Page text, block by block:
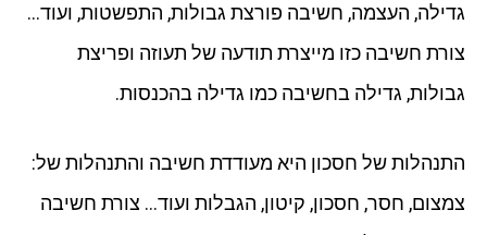
גדילה, העצמה, חשיבה פורצת גבולות, התפשטות, ועוד…
צורת חשיבה כזו מייצרת תודעה של תעוזה ופריצת
גבולות, גדילה בחשיבה כמו גדילה בהכנסות.
התנהלות של חסכון היא מעודדת חשיבה והתנהלות של:
צמצום, חסר, חסכון, קיטון, הגבלות ועוד… צורת חשיבה